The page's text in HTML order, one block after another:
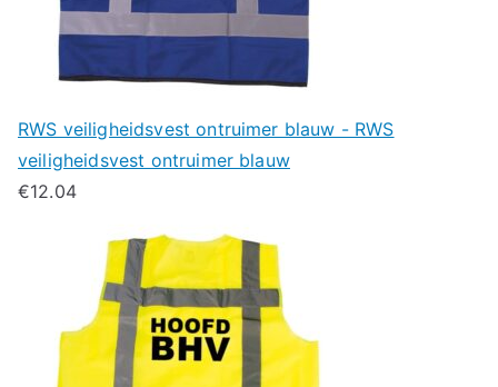
RWS veiligheidsvest ontruimer blauw - RWS
veiligheidsvest ontruimer blauw
€12.04